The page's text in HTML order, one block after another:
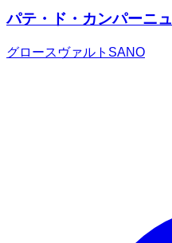
パテ・ド・カンパーニュ
グロースヴァルトSANO